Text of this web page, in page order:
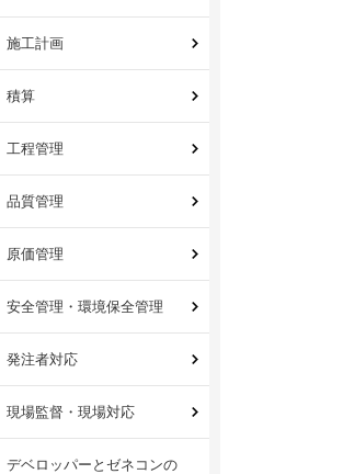
施工計画
積算
工程管理
品質管理
原価管理
安全管理・環境保全管理
発注者対応
現場監督・現場対応
デベロッパーとゼネコンの